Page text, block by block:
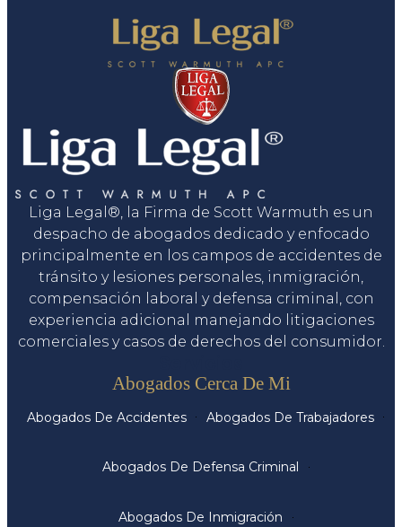
Liga Legal®, la Firma de Scott Warmuth es un
despacho de abogados dedicado y enfocado
principalmente en los campos de accidentes de
tránsito y lesiones personales, inmigración,
compensación laboral y defensa criminal, con
experiencia adicional manejando litigaciones
comerciales y casos de derechos del consumidor.
Abogados Cerca De Mi
Abogados De Accidentes Abogados De Trabajadores
Abogados De Defensa Criminal
Abogados De Inmigración